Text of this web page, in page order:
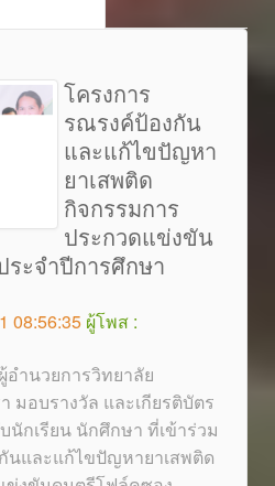
โครงการ
รณรงค์ป้องกัน
และแก้ไขปัญหา
ยาเสพติด
กิจกรรมการ
ประกวดแข่งขัน
ะจำปีการศึกษา
08:56:35 ผู้โพส :
อำนวยการวิทยาลัย
มอบรางวัล และเกียรติบัตร
กเรียน นักศึกษา ที่เข้าร่วม
นและแก้ไขปัญหายาเสพติด